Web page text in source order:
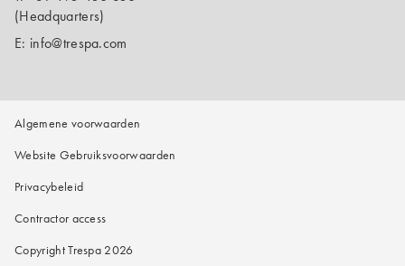
(Headquarters)
E: info@trespa.com
Algemene voorwaarden
Website Gebruiksvoorwaarden
Privacybeleid
Contractor access
Copyright Trespa 2026